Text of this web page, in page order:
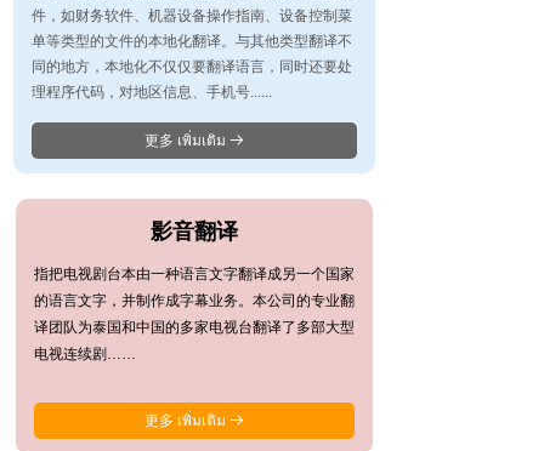
件，如财务软件、机器设备操作指南、设备控制菜
单等类型的文件的本地化翻译。与其他类型翻译不
同的地方，本地化不仅仅要翻译语言，同时还要处
理程序代码，对地区信息、手机号......
更多 เพิ่มเติม 뀠
影音翻译
更多 เพิ่มเติม 뀠
指把电视剧台本由一种语言文字翻译成另一个国家
的语言文字，并制作成字幕业务。本公司的专业翻
译团队为泰国和中国的多家电视台翻译了多部大型
电视连续剧……